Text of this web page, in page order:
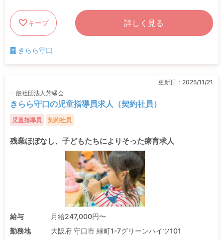
キープ 詳しく見る
きらら守口
更新日： 2025/11/21
一般社団法人芳縁会
きらら守口の児童指導員求人（契約社員）
児童指導員 契約社員
残業ほぼなし、子どもたちによりそった療育求人
給与
月給247,000円〜
勤務地
大阪府 守口市 緑町1-7グリーンハイツ101